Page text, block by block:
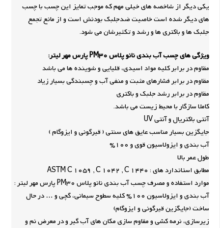
یکی دیگر از شاخصه های خیلی مهم که موجب تمایز این چسب با چسب
های دیگر شده است خاصیت ضدجلبک بودنش است و از مانع تجمع
جلبک ها و باکتری ها و رشد و تکثیرشان می شود.
ویژگی های چسب آب بندی نانو پلاس PM30 پارس مهر لیتر:
مقاوم در برابر کلیه مواد اسیدی، قلیایی و شوینده ها می باشد
مقاوم در برابر فشارهای مثبت و منفی آب و چسبندگی بسیار زیاد
مقاوم در برابر رشد جلبک و باکتری
کاملا سازگار با محیط زیست می باشد.
آنتی باکتریال و آنتی UV
جایگزین بسیار مناسب عایق های سنتی ( قیرگونی و ایزوگام )
آب بندی و ایزولاسیون قوی و 100%
طول عمر بالا
مطابق استاندارد های : ASTM C 1059 , C 1042 , C 1440
موارد استفاده و مصرف چسب آب بندی نانو پلاس PM30 پارس مهر لیتر :
آب بندی و ایزولاسیون 100% کلیه سطوح سیمانی، گچی و … در حال
ساخت (جایگزین قیرگونی و ایزوگام)
زیرسازی، نرمه کشی و مقاوم سازی مکان های آب گیر و در معرض نم و